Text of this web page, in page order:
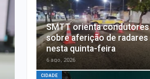
SMTT orienta condutores
sobre aferição de radares
nesta quinta-feira
6 ago, 2026
CIDADE